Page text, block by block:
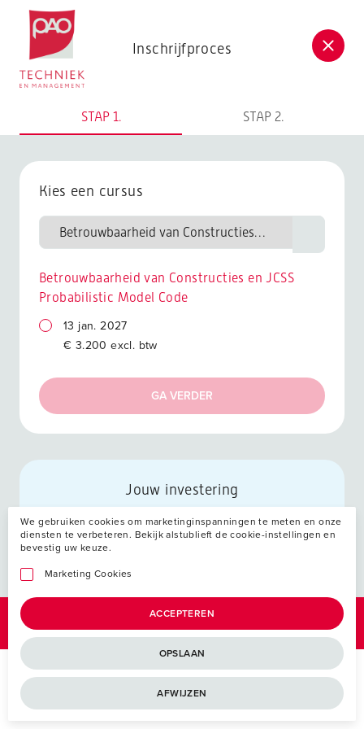
Postacademische cursussen, leergangen en opleidingen
Inschrijfproces
STAP 1. STAP 2.
Kies een cursus
Betrouwbaarheid van Constructies en JCSS
Probabilistic Model Code
13 jan. 2027
€ 3.200 excl. btw
GA VERDER
Jouw investering
We gebruiken cookies om marketinginspanningen te meten en onze
diensten te verbeteren. Bekijk alstublieft de cookie-instellingen en
bevestig uw keuze.
Marketing Cookies
ACCEPTEREN
OPSLAAN
AFWIJZEN